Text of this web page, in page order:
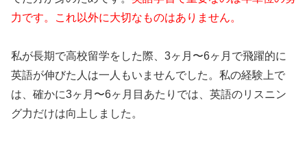
力です。これ以外に大切なものはありません。
私が長期で高校留学をした際、3ヶ月〜6ヶ月で飛躍的に
英語が伸びた人は一人もいませんでした。私の経験上で
は、確かに3ヶ月〜6ヶ月目あたりでは、英語のリスニン
グ力だけは向上しました。